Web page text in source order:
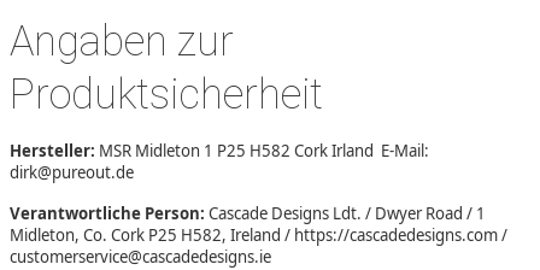
Angaben zur
Produktsicherheit
Hersteller: MSR Midleton 1 P25 H582 Cork Irland E-Mail:
dirk@pureout.de
Verantwortliche Person: Cascade Designs Ldt. / Dwyer Road / 1
Midleton, Co. Cork P25 H582, Ireland / https://cascadedesigns.com /
customerservice@cascadedesigns.ie